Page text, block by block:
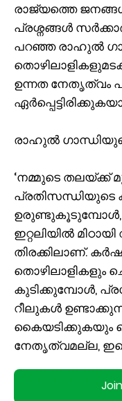
രാജ്യത്തെ
പ്രശ്നങ്ങൾ
പറഞ്ഞ രാഹുൽ
ഉന്നത നേതൃത്വം
രാഹുൽ
‘നമ്മുടെ തലയ്ക്ക്
പ്രതിസന്ധിയുടെ
ഉരുണ്ടുകൂടുമ്പോൾ,
ഇറ്റലിയിൽ
തിരക്കിലാണ്.
തൊഴിലാളികളും
കുടിക്കുമ്പോൾ,
റീലുകൾ
നേതൃത്വമല്ല,